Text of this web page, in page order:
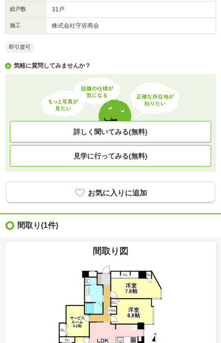
総戸数 31戸
施工 株式会社守谷商会
即引渡可
気軽に質問してみませんか？
詳しく聞いてみる(無料)
見学に行ってみる(無料)
間取り(1件)
間取り図